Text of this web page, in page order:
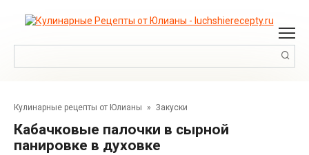
Кулинарные рецепты от Юлианы » Закуски
Кабачковые палочки в сырной
панировке в духовке